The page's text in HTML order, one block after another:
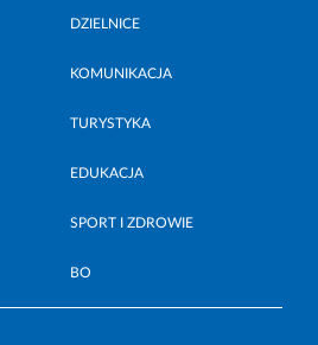
DZIELNICE
KOMUNIKACJA
TURYSTYKA
EDUKACJA
SPORT I ZDROWIE
BO